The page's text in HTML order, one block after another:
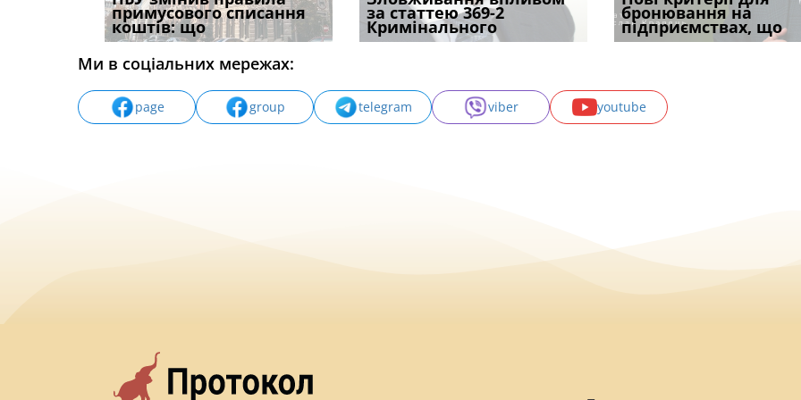
примусового списання
коштів: що
відшкодування шкоди
наявніс
проставляється
апостиль: пер
компенсацію за
незаконні дії
за статтею 369-2
Кримінального
відстрочки за іншою
підставою: нов
ШІ, а хто зароблятиме
міль
бронювання на
підприємствах, що
підтвердив, що
може скас
Ми в соціальних мережах:
page group telegram viber youtube